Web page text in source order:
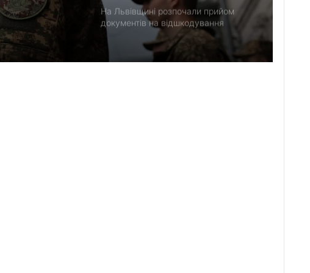
На Львівщині розпочали прийом
документів на відшкодування
вартості племінних нетелей